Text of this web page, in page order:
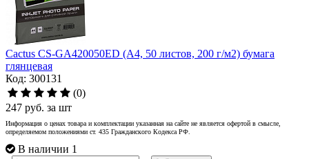
Cactus CS-GA420050ED (A4, 50 листов, 200 г/м2) бумага
глянцевая
Код: 300131
(0)
247 руб. за шт
Информация о ценах товара и комплектации указанная на сайте не является офертой в смысле,
определяемом положениями ст. 435 Гражданского Кодекса РФ.
В наличии 1